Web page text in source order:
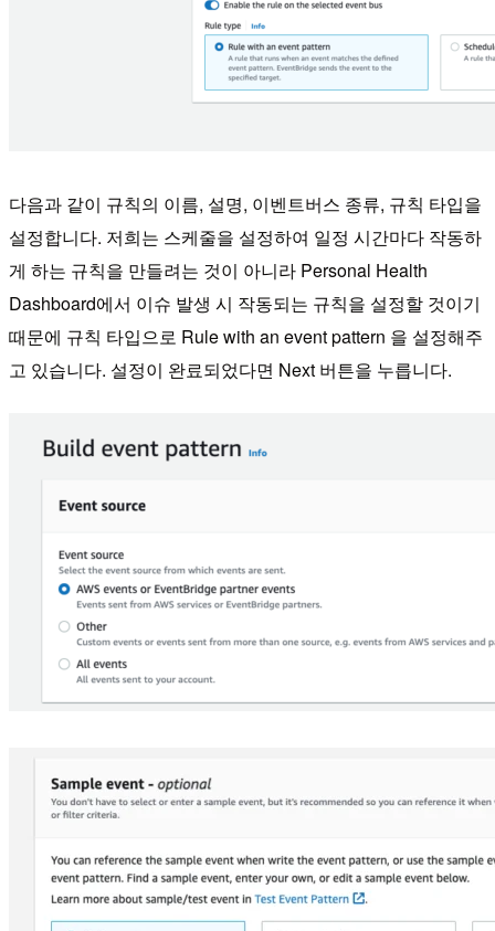
다음과 같이 규칙의 이름, 설명, 이벤트버스 종류, 규칙 타입을
설정합니다. 저희는 스케줄을 설정하여 일정 시간마다 작동하
게 하는 규칙을 만들려는 것이 아니라 Personal Health
Dashboard에서 이슈 발생 시 작동되는 규칙을 설정할 것이기
때문에 규칙 타입으로 Rule with an event pattern 을 설정해주
고 있습니다. 설정이 완료되었다면 Next 버튼을 누릅니다.